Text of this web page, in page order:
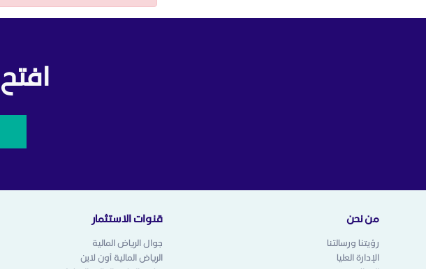
من نحن
رؤيتنا ورسالتنا
الإدارة العليا
قنوات الاستثمار
جوال الرياض المالية
الرياض المالية أون لاين